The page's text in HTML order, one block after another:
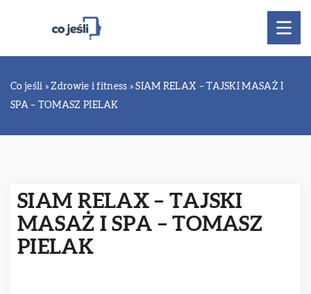
Co jeśli »Zdrowie i fitness »SIAM RELAX – TAJSKI MASAŻ I
SPA – TOMASZ PIELAK
SIAM RELAX – TAJSKI
MASAŻ I SPA – TOMASZ
PIELAK